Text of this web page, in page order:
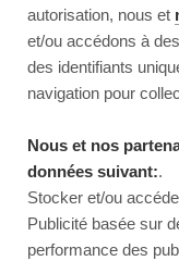
autorisation, nous et
et/ou accédons à
des identifiants
navigation pour
Nous et nos
données suivant:.
Stocker et/ou
Publicité basée sur
performance des